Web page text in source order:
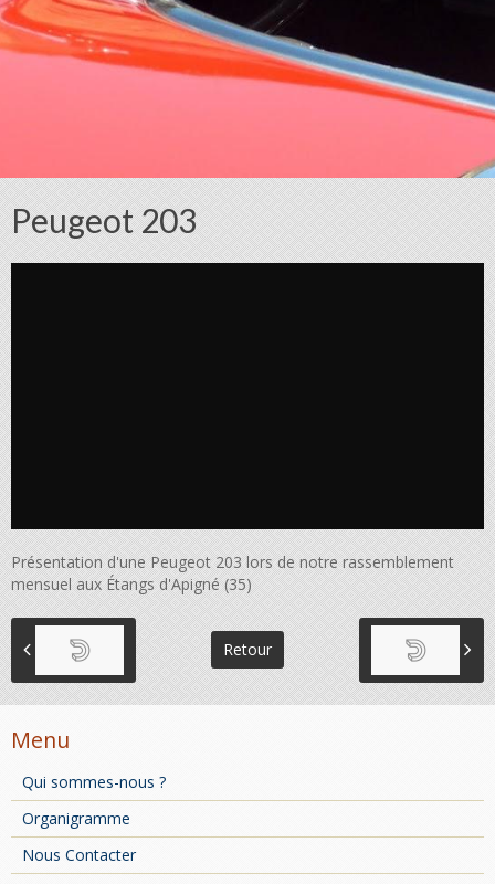
Peugeot 203
Présentation d'une Peugeot 203 lors de notre rassemblement
mensuel aux Étangs d'Apigné (35)
Retour
Menu
Qui sommes-nous ?
Organigramme
Nous Contacter